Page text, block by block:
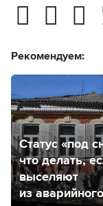
Рекомендуем:
Статус «под
что делать,
выселяют
из